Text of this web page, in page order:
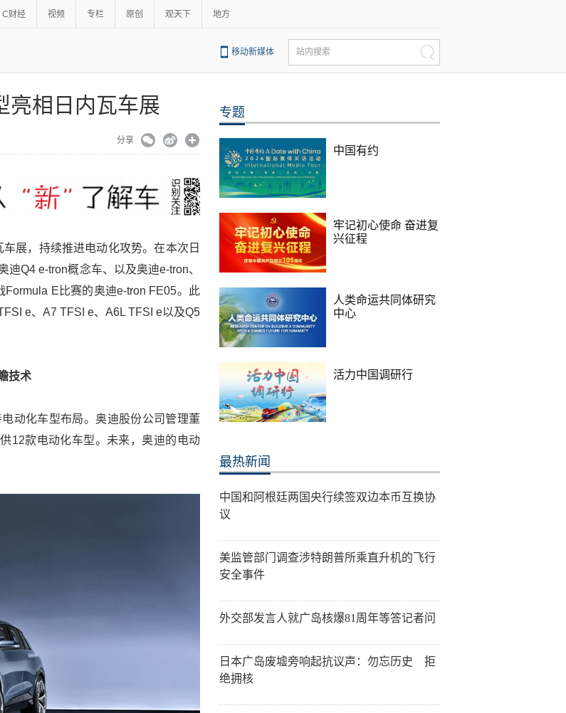
C财经 视频 专栏 原创 观天下 地方
移动新媒体 站内搜索
亮相日内瓦车展
分享
展，持续推进电动化攻势。在本次日
Q4 e-tron概念车、以及奥迪e-tron、
Formula E比赛的奥迪e-tron FE05。此
e、A7 TFSI e、A6L TFSI e以及Q5
技术
动化车型布局。奥迪股份公司管理董
12款电动化车型。未来，奥迪的电动
专题
中国有约
牢记初心使命 奋进复
兴征程
人类命运共同体研究
中心
活力中国调研行
最热新闻
中国和阿根廷两国央行续签双边本币互换协
议
美监管部门调查涉特朗普所乘直升机的飞行
安全事件
外交部发言人就广岛核爆81周年等答记者问
日本广岛废墟旁响起抗议声：勿忘历史 拒
绝拥核